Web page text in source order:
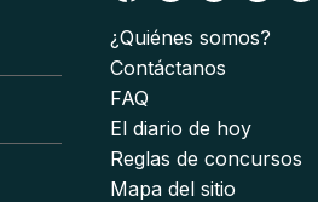
¿Quiénes somos?
Contáctanos
FAQ
El diario de hoy
Reglas de concursos
Mapa del sitio